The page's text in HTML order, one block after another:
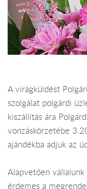
A virágküldést
szolgálat polgárdi
kiszállítás ára
vonzáskörzetébe
ajándékba adjuk az
Alapvetően
érdemes a